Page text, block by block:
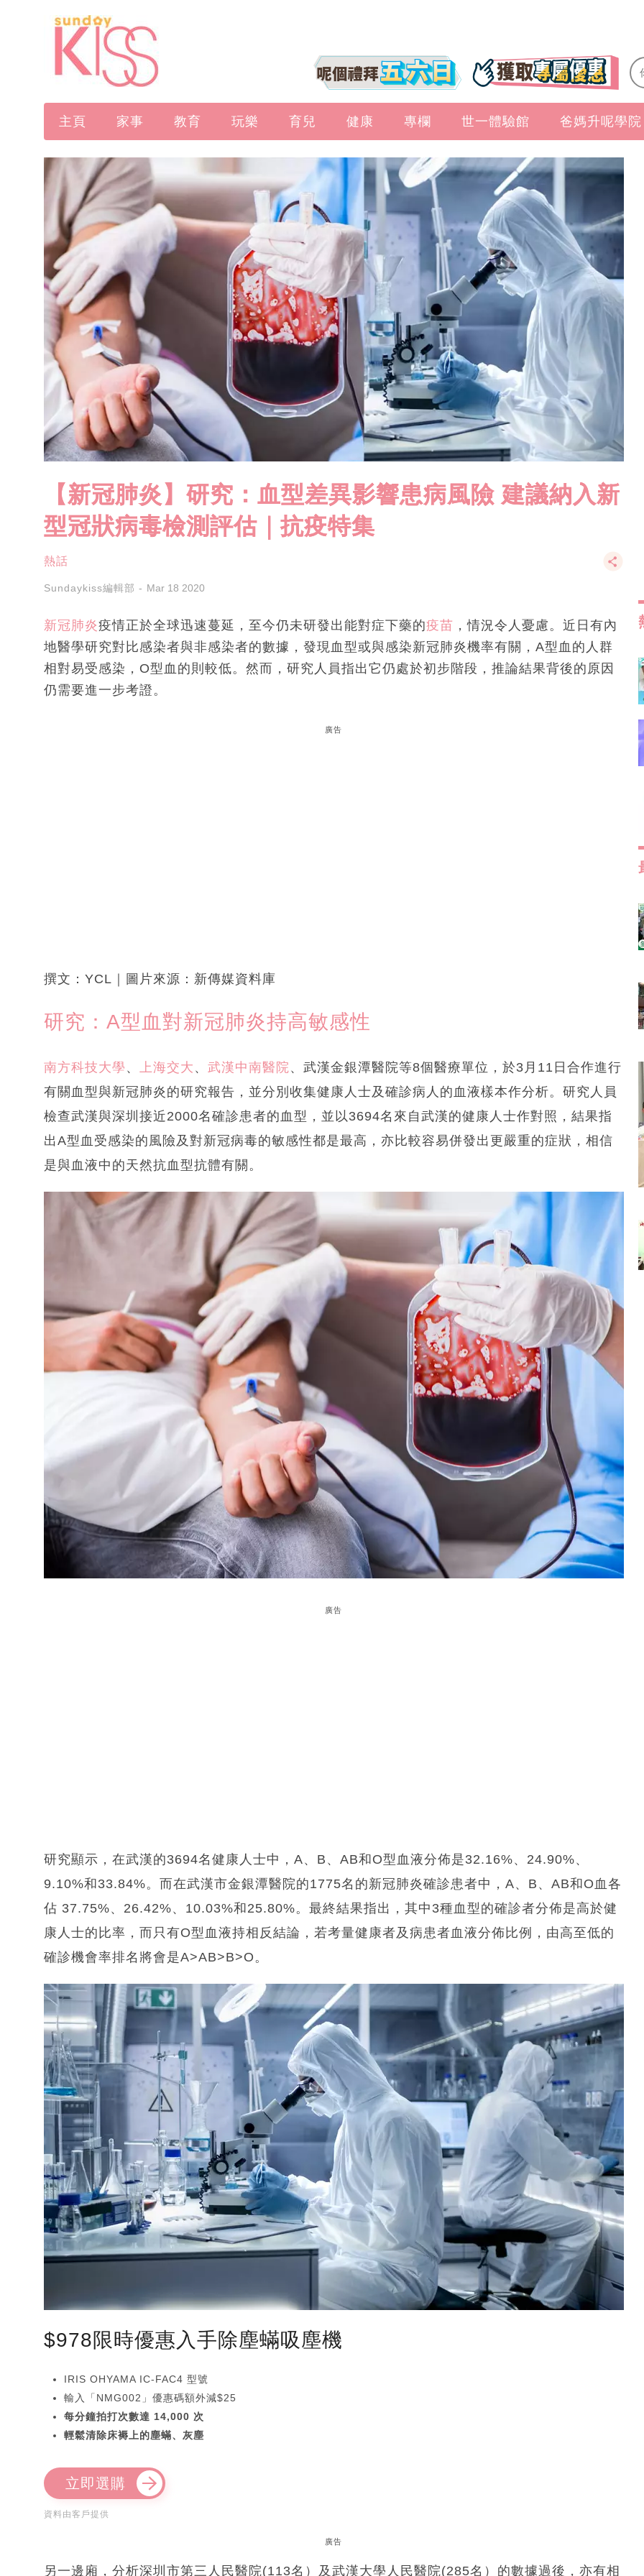
主頁 家事 教育 玩樂 育兒 健康 專欄 世一體驗館 爸媽升呢學院
【新冠肺炎】研究：血型差異影響患病風險 建議納入新
型冠狀病毒檢測評估｜抗疫特集
熱話
Sundaykiss編輯部 Mar 18 2020
新冠肺炎疫情正於全球迅速蔓延，至今仍未研發出能對症下藥的疫苗 ，情況令人憂慮。近日有內
地醫學研究對比感染者與非感染者的數據，發現血型或與感染新冠肺炎機率有關，A型血的人群
相對易受感染，O型血的則較低。然而，研究人員指出它仍處於初步階段，推論結果背後的原因
仍需要進一步考證。
廣告
撰文：YCL｜圖片來源：新傳媒資料庫
研究：A型血對新冠肺炎持高敏感性
南方科技大學 、 上海交大 、 武漢中南醫院 、武漢金銀潭醫院等8個醫療單位，於3月11日合作進行
有關血型與新冠肺炎的研究報告，並分別收集健康人士及確診病人的血液樣本作分析。研究人員
檢查武漢與深圳接近2000名確診患者的血型，並以3694名來自武漢的健康人士作對照，結果指
出A型血受感染的風險及對新冠病毒的敏感性都是最高，亦比較容易併發出更嚴重的症狀，相信
是與血液中的天然抗血型抗體有關。
廣告
研究顯示，在武漢的3694名健康人士中，A、B、AB和O型血液分佈是32.16%、24.90%、
9.10%和33.84%。而在武漢市金銀潭醫院的1775名的新冠肺炎確診患者中，A、B、AB和O血各
佔 37.75%、26.42%、10.03%和25.80%。最終結果指出，其中3種血型的確診者分佈是高於健
康人士的比率，而只有O型血液持相反結論，若考量健康者及病患者血液分佈比例，由高至低的
確診機會率排名將會是A>AB>B>O。
$978限時優惠入手除塵蟎吸塵機
IRIS OHYAMA IC-FAC4 型號
輸入「NMG002」優惠碼額外減$25
每分鐘拍打次數達 14,000 次
輕鬆清除床褥上的塵蟎、灰塵
立即選購
資料由客戶提供
廣告
另一邊廂，分析深圳市第三人民醫院(113名）及武漢大學人民醫院(285名）的數據過後，亦有相